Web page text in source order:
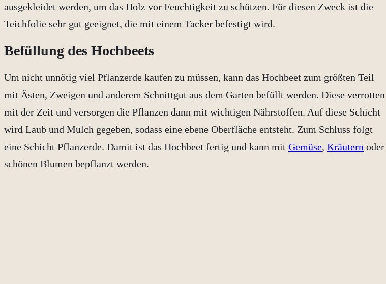
ausgekleidet werden, um das Holz vor Feuchtigkeit zu schützen. Für diesen Zweck ist die
Teichfolie sehr gut geeignet, die mit einem Tacker befestigt wird.
Befüllung des Hochbeets
Um nicht unnötig viel Pflanzerde kaufen zu müssen, kann das Hochbeet zum größten Teil
mit Ästen, Zweigen und anderem Schnittgut aus dem Garten befüllt werden. Diese verrotten
mit der Zeit und versorgen die Pflanzen dann mit wichtigen Nährstoffen. Auf diese Schicht
wird Laub und Mulch gegeben, sodass eine ebene Oberfläche entsteht. Zum Schluss folgt
eine Schicht Pflanzerde. Damit ist das Hochbeet fertig und kann mit Gemüse, Kräutern oder
schönen Blumen bepflanzt werden.